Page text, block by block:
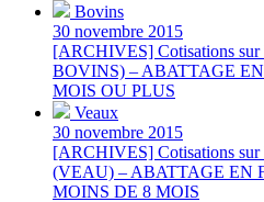
Bovins
30 novembre 2015
[ARCHIVES] Cotisations
BOVINS) – ABATTAGE
MOIS OU PLUS
Veaux
30 novembre 2015
[ARCHIVES] Cotisations
(VEAU) – ABATTAGE EN
MOINS DE 8 MOIS